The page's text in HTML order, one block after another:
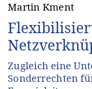
Martin Kment
Zugleich eine
Sonderrechten